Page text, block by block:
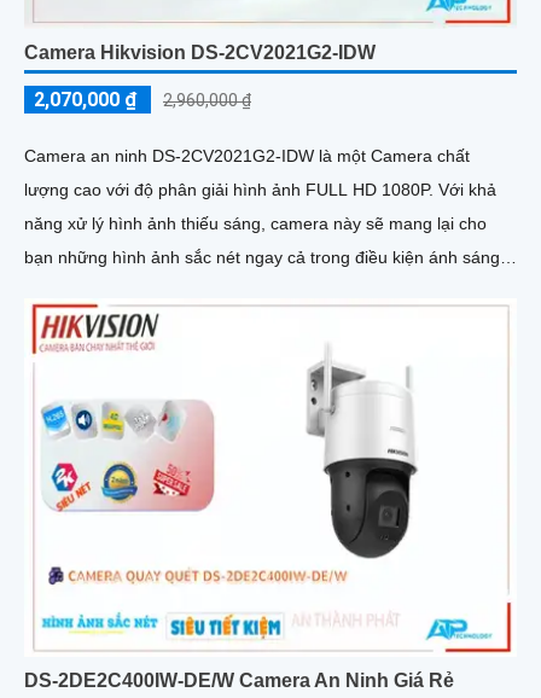
Camera Hikvision DS-2CV2021G2-IDW
2,070,000 ₫ 2,960,000 ₫
Camera an ninh DS-2CV2021G2-IDW là một Camera chất
lượng cao với độ phân giải hình ảnh FULL HD 1080P. Với khả
năng xử lý hình ảnh thiếu sáng, camera này sẽ mang lại cho
bạn những hình ảnh sắc nét ngay cả trong điều kiện ánh sáng
DS-2DE2C400IW-DE/W Camera An Ninh Giá Rẻ